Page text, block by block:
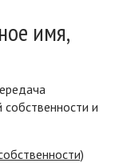
имя,
собственности и